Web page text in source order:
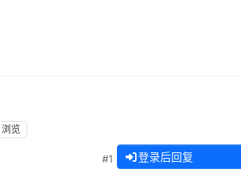
浏览
#1 登录后回复